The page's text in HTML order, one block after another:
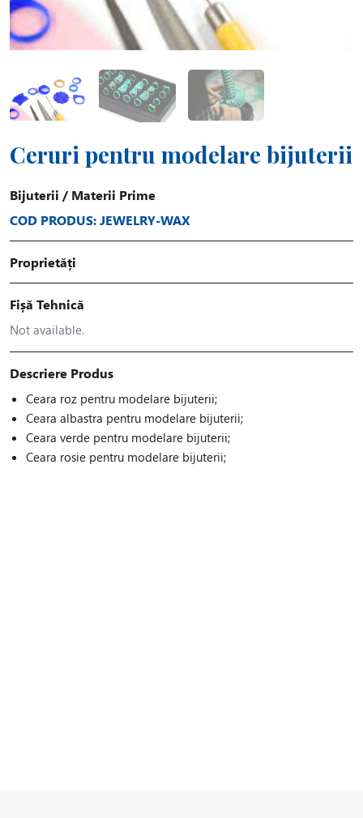
Ceruri pentru modelare bijuterii
Bijuterii / Materii Prime
COD PRODUS: JEWELRY-WAX
Proprietăți
Fișă Tehnică
Not available.
Descriere Produs
Ceara roz pentru modelare bijuterii;
Ceara albastra pentru modelare bijuterii;
Ceara verde pentru modelare bijuterii;
Ceara rosie pentru modelare bijuterii;